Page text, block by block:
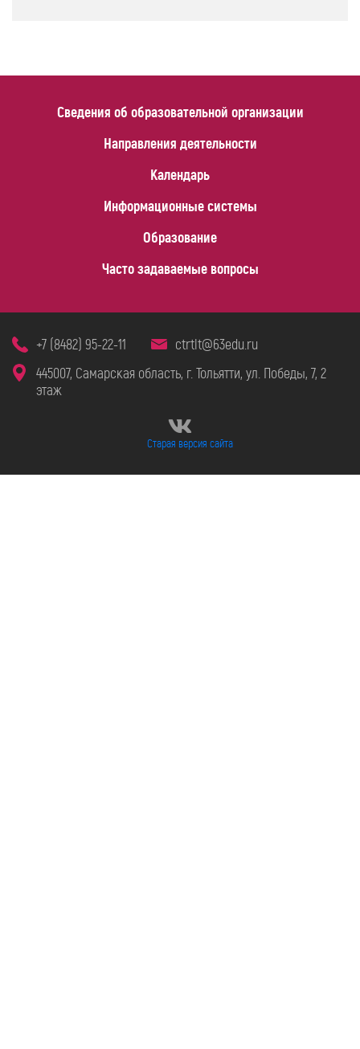
Сведения об образовательной организации
Направления деятельности
Календарь
Информационные системы
Образование
Часто задаваемые вопросы
+7 (8482) 95-22-11
ctrtlt@63edu.ru
445007, Самарская область, г. Тольятти, ул. Победы, 7, 2
этаж
Старая версия сайта